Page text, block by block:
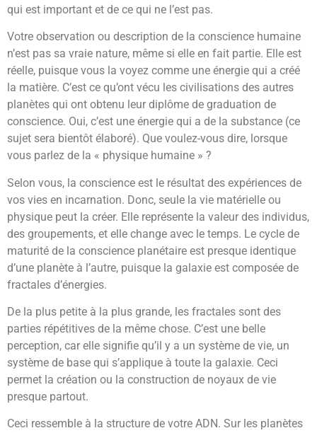
qui est important et de ce qui ne l’est pas.
Votre observation ou description de la conscience humaine
n’est pas sa vraie nature, même si elle en fait partie. Elle est
réelle, puisque vous la voyez comme une énergie qui a créé
la matière. C’est ce qu’ont vécu les civilisations des autres
planètes qui ont obtenu leur diplôme de graduation de
conscience. Oui, c’est une énergie qui a de la substance (ce
sujet sera bientôt élaboré). Que voulez-vous dire, lorsque
vous parlez de la « physique humaine » ?
Selon vous, la conscience est le résultat des expériences de
vos vies en incarnation. Donc, seule la vie matérielle ou
physique peut la créer. Elle représente la valeur des individus,
des groupements, et elle change avec le temps. Le cycle de
maturité de la conscience planétaire est presque identique
d’une planète à l’autre, puisque la galaxie est composée de
fractales d’énergies.
De la plus petite à la plus grande, les fractales sont des
parties répétitives de la même chose. C’est une belle
perception, car elle signifie qu’il y a un système de vie, un
système de base qui s’applique à toute la galaxie. Ceci
permet la création ou la construction de noyaux de vie
presque partout.
Ceci ressemble à la structure de votre ADN. Sur les planètes